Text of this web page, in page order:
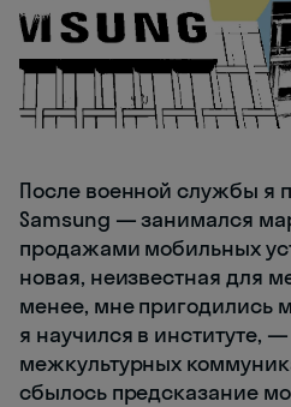
После военной службы я
Samsung — занимался
продажами мобильных
новая, неизвестная для
менее, мне пригодились
я научился в институте,
межкультурных
сбылось предсказание